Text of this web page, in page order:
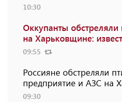
10:30
Оккупанты обстреляли
на Харьковщине:
09:55
Россияне обстреляли
предприятие и АЗС на
09:30